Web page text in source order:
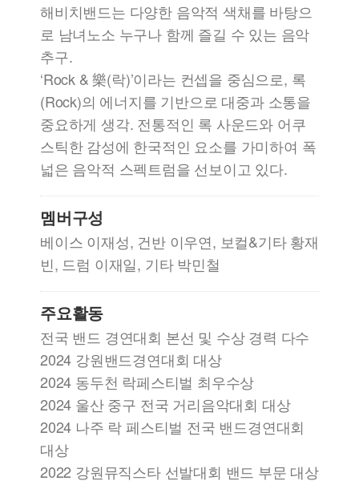
해비치밴드는 다양한 음악적 색채를 바탕으
로 남녀노소 누구나 함께 즐길 수 있는 음악
추구.
‘Rock & 樂(락)’이라는 컨셉을 중심으로, 록
(Rock)의 에너지를 기반으로 대중과 소통을
중요하게 생각. 전통적인 록 사운드와 어쿠
스틱한 감성에 한국적인 요소를 가미하여 폭
넓은 음악적 스펙트럼을 선보이고 있다.
멤버구성
베이스 이재성, 건반 이우연, 보컬&기타 황재
빈, 드럼 이재일, 기타 박민철
주요활동
전국 밴드 경연대회 본선 및 수상 경력 다수
2024 강원밴드경연대회 대상
2024 동두천 락페스티벌 최우수상
2024 울산 중구 전국 거리음악대회 대상
2024 나주 락 페스티벌 전국 밴드경연대회
대상
2022 강원뮤직스타 선발대회 밴드 부문 대상